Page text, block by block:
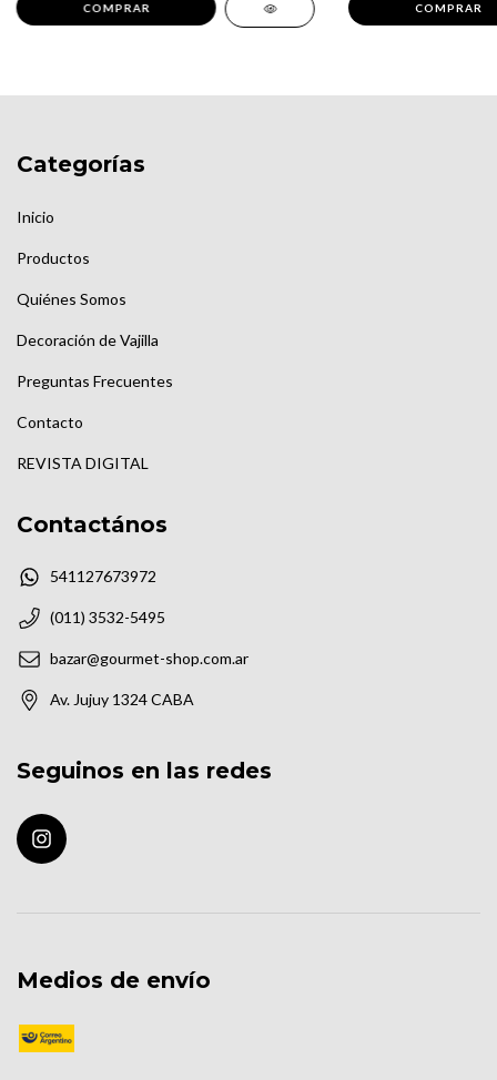
Categorías
Inicio
Productos
Quiénes Somos
Decoración de Vajilla
Preguntas Frecuentes
Contacto
REVISTA DIGITAL
Contactános
541127673972
(011) 3532-5495
bazar@gourmet-shop.com.ar
Av. Jujuy 1324 CABA
Seguinos en las redes
Medios de envío